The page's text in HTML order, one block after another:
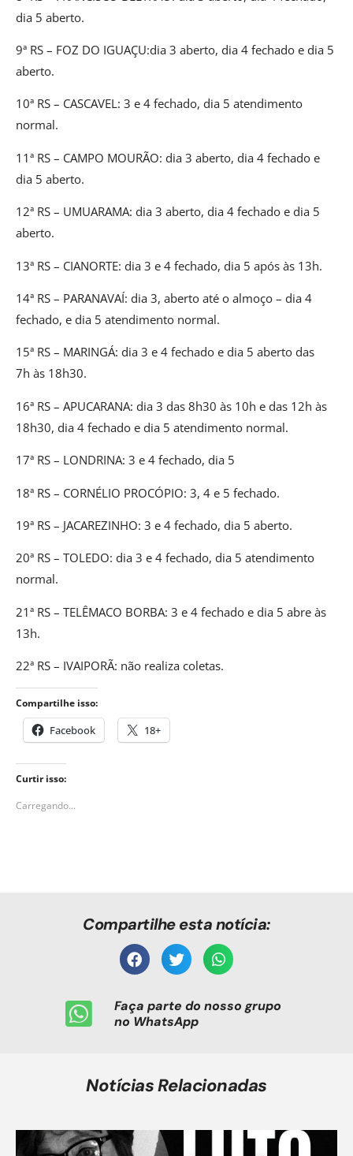
dia 5 aberto.
9ª RS – FOZ DO IGUAÇU:dia 3 aberto, dia 4 fechado e dia 5
aberto.
10ª RS – CASCAVEL: 3 e 4 fechado, dia 5 atendimento
normal.
11ª RS – CAMPO MOURÃO: dia 3 aberto, dia 4 fechado e
dia 5 aberto.
12ª RS – UMUARAMA: dia 3 aberto, dia 4 fechado e dia 5
aberto.
13ª RS – CIANORTE: dia 3 e 4 fechado, dia 5 após às 13h.
14ª RS – PARANAVAÍ: dia 3, aberto até o almoço – dia 4
fechado, e dia 5 atendimento normal.
15ª RS – MARINGÁ: dia 3 e 4 fechado e dia 5 aberto das
7h às 18h30.
16ª RS – APUCARANA: dia 3 das 8h30 às 10h e das 12h às
18h30, dia 4 fechado e dia 5 atendimento normal.
17ª RS – LONDRINA: 3 e 4 fechado, dia 5
18ª RS – CORNÉLIO PROCÓPIO: 3, 4 e 5 fechado.
19ª RS – JACAREZINHO: 3 e 4 fechado, dia 5 aberto.
20ª RS – TOLEDO: dia 3 e 4 fechado, dia 5 atendimento
normal.
21ª RS – TELÊMACO BORBA: 3 e 4 fechado e dia 5 abre às
13h.
22ª RS – IVAIPORÃ: não realiza coletas.
Compartilhe isso:
Facebook 18+
Curtir isso:
Carregando...
Compartilhe esta notícia:
Faça parte do nosso grupo
no WhatsApp
Notícias Relacionadas